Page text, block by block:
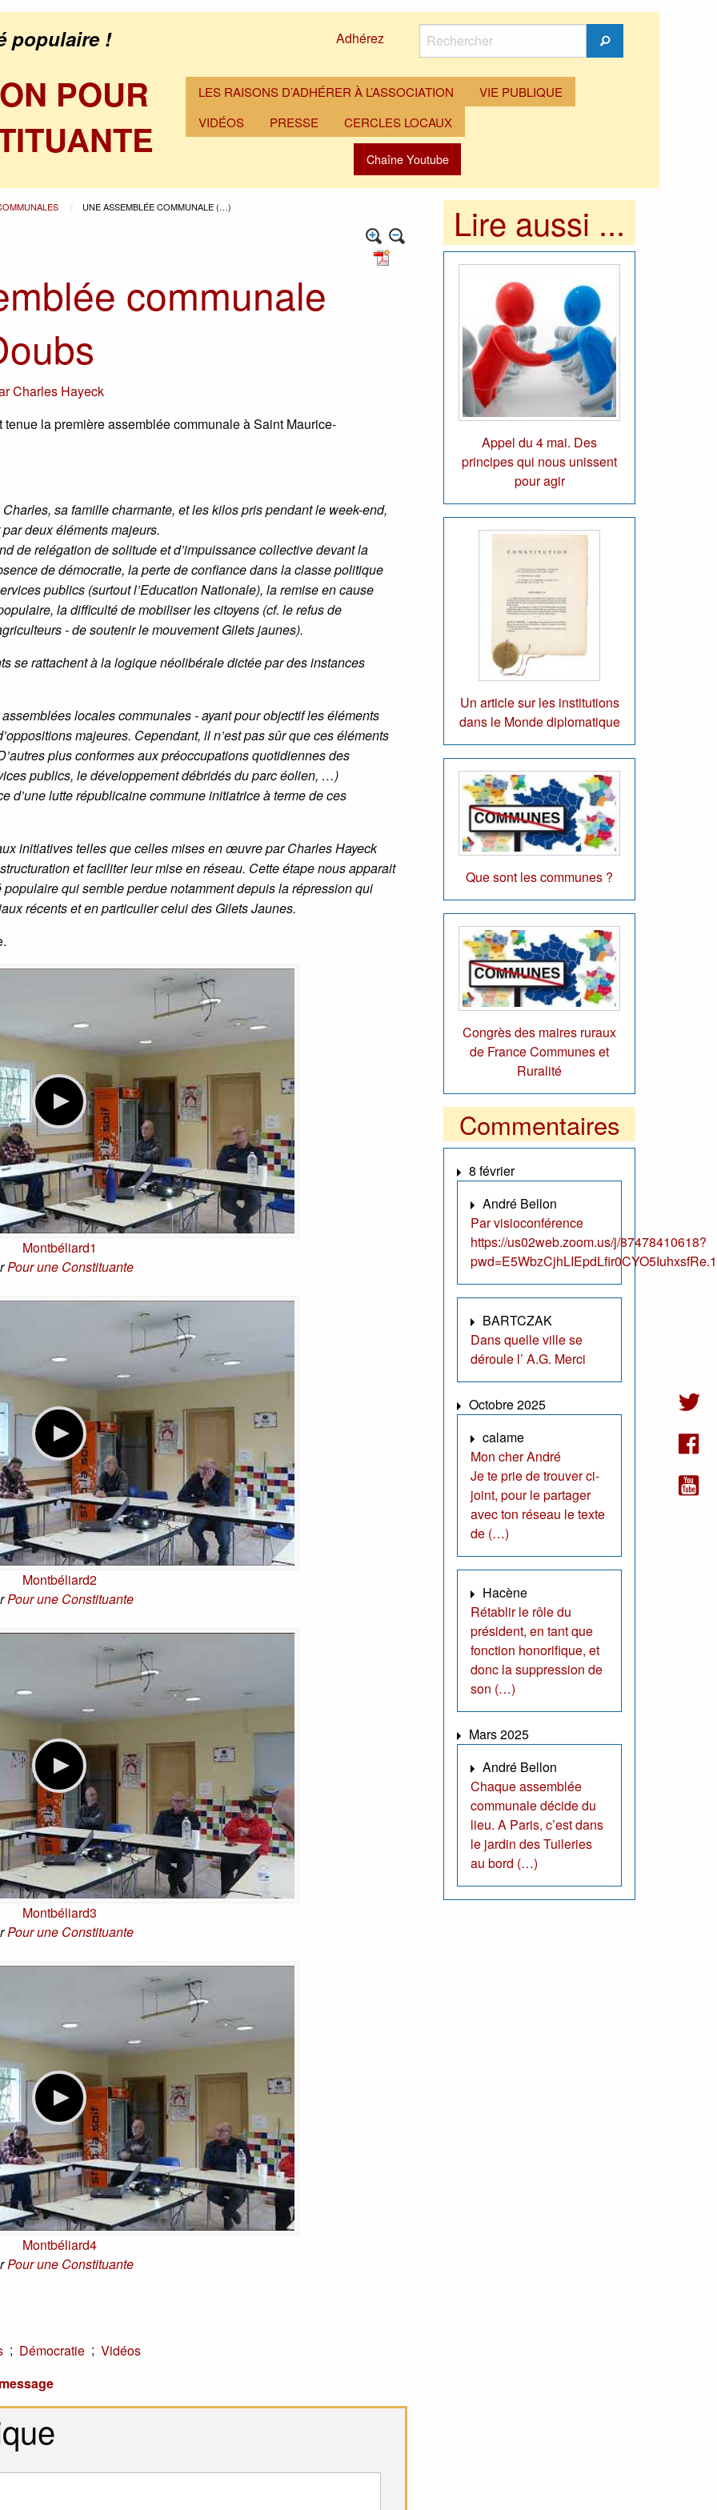
populaire ! Adhérez
Rechercher
Rechercher
POUR
LES RAISONS D’ADHÉRER À L’ASSOCIATION
VIE PUBLIQUE
VIDÉOS
PRESSE CERCLES LOCAUX
Chaîne Youtube
UNE ASSEMBLÉE COMMUNALE (…)
communale
Charles Hayeck
la première assemblée communale à Saint Maurice-
sa famille charmante, et les kilos pris pendant le week-end,
deux éléments majeurs.
de relégation de solitude et d’impuissance collective devant la
de démocratie, la perte de confiance dans la classe politique
publics (surtout l’Education Nationale), la remise en cause
la difficulté de mobiliser les citoyens (cf. le refus de
- de soutenir le mouvement Gilets jaunes).
se rattachent à la logique néolibérale dictée par des instances
locales communales - ayant pour objectif les éléments
majeures. Cependant, il n’est pas sûr que ces éléments
plus conformes aux préoccupations quotidiennes des
publics, le développement débridés du parc éolien, …)
d’une lutte républicaine commune initiatrice à terme de ces
initiatives telles que celles mises en œuvre par Charles Hayeck
et faciliter leur mise en réseau. Cette étape nous apparait
qui semble perdue notamment depuis la répression qui
récents et en particulier celui des Gilets Jaunes.
Montbéliard1
Pour une Constituante
Montbéliard2
Pour une Constituante
Montbéliard3
Pour une Constituante
Montbéliard4
Pour une Constituante
; Démocratie ; Vidéos
Lire aussi ...
Appel du 4 mai. Des
principes qui nous unissent
pour agir
Un article sur les institutions
dans le Monde diplomatique
Que sont les communes ?
Congrès des maires ruraux
de France Communes et
Ruralité
Commentaires
8 février
André Bellon
Par visioconférence
https://us02web.zoom.us/j/87478410618?
BARTCZAK
Dans quelle ville se
déroule l’ A.G. Merci
Octobre 2025
calame
Mon cher André
Je te prie de trouver ci-
joint, pour le partager
avec ton réseau le texte
de (…)
Hacène
Rétablir le rôle du
président, en tant que
fonction honorifique, et
donc la suppression de
son (…)
Mars 2025
André Bellon
Chaque assemblée
communale décide du
lieu. A Paris, c’est dans
le jardin des Tuileries
au bord (…)